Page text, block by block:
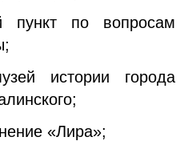
пункт по вопросам
истории города
«Лира»;